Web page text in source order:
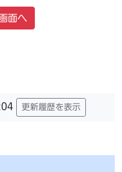
面へ
更新履歴を表示